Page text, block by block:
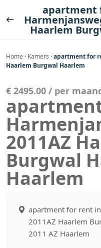
naar
apartment
Haarlem
Home · Kamers ·apartment for
Haarlem Burgwal Haarlem
€ 2495.00 / per
2011AZ
Burgwal
Haarlem
apartment for rent
2011AZ Haarlem
2011 AZ Haarlem